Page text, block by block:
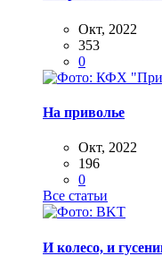
Окт, 2022
353
0
На приволье
Окт, 2022
196
0
Все статьи
И колесо, и